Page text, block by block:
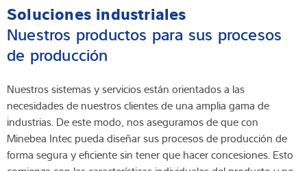
Soluciones industriales
Nuestros productos para sus procesos
de producción
Nuestros sistemas y servicios están orientados a las
necesidades de nuestros clientes de una amplia gama de
industrias. De este modo, nos aseguramos de que con
Minebea Intec pueda diseñar sus procesos de producción de
forma segura y eficiente sin tener que hacer concesiones. Esto